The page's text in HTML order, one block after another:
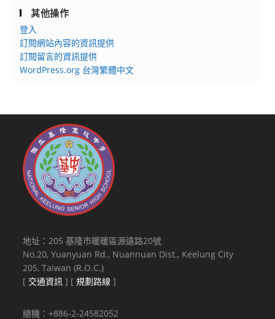
其他操作
登入
訂閱網站內容的資訊提供
訂閱留言的資訊提供
WordPress.org 台灣繁體中文
地址：205 基隆市暖暖區源遠路20號
No.20, Yuanyuan Rd., Nuannuan Dist., Keelung City
205, Taiwan (R.O.C.)
[ 交通資訊 ] [規劃路線 ]
總機：+886-2-24582052